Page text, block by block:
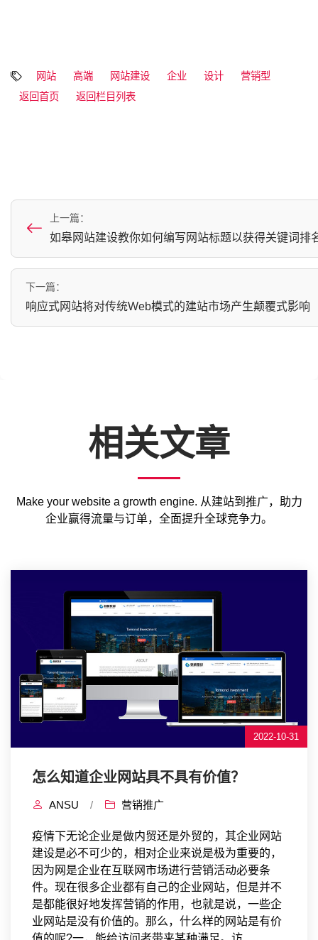
网站 高端 网站建设 企业 设计
营销型
返回首页
返回栏目列表
上一篇：
如皋网站建设教你如何编写网站标题以获得关键词排
下一篇：
响应式网站将对传统Web模式的建站市场产生颠覆式影响
相关文章
Make your website a growth engine. 从建站到推广，助力
企业赢得流量与订单，全面提升全球竞争力。
2022-10-31
怎么知道企业网站具不具有价值？
ANSU / 营销推广
疫情下无论企业是做内贸还是外贸的，其企业网站
建设是必不可少的，相对企业来说是极为重要的，
因为网是企业在互联网市场进行营销活动必要条
件。现在很多企业都有自己的企业网站，但是并不
是都能很好地发挥营销的作用，也就是说，一些企
业网站是没有价值的。那么，什么样的网站是有价